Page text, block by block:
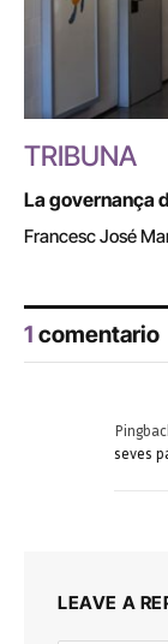
TRIBUNA
La governança
Francesc José
1 comentario
seves
LEAVE A